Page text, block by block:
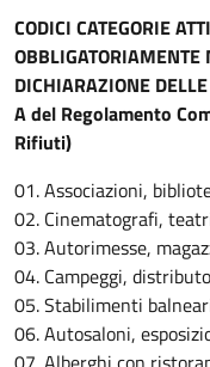
CODICI CATEGORIE
OBBLIGATORIAMENTE
DICHIARAZIONE
A del Regolamento
Rifiuti)
01. Associazioni,
02. Cinematografi,
03. Autorimesse,
04. Campeggi,
05. Stabilimenti
06. Autosaloni,